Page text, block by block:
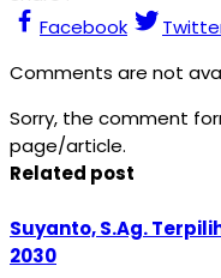
Facebook
Comments are not
Sorry, the comment
page/article.
Related post
Suyanto, S.Ag.
2030